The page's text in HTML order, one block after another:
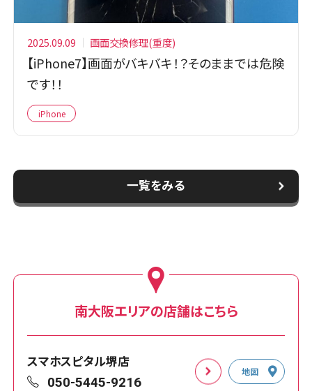
2025.09.09 画面交換修理(重度)
【iPhone7】画面がバキバキ！？そのままでは危険
です！！
iPhone
一覧をみる
南大阪エリアの店舗はこちら
スマホスピタル堺店
050-5445-9216
地図